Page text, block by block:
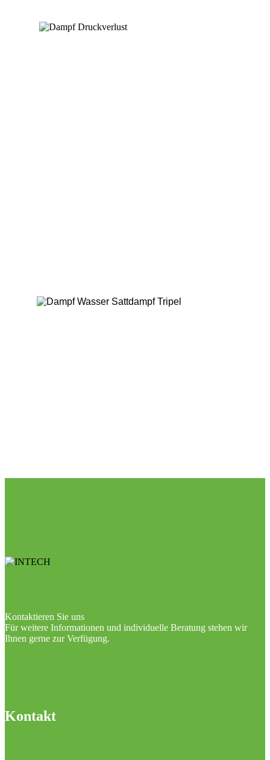
Kontaktieren Sie uns
Für weitere Informationen und individuelle Beratung stehen wir
Ihnen gerne zur Verfügung.
Kontakt